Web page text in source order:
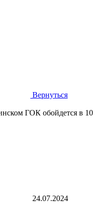
Вернуться
ГОК обойдется в 10
24.07.2024